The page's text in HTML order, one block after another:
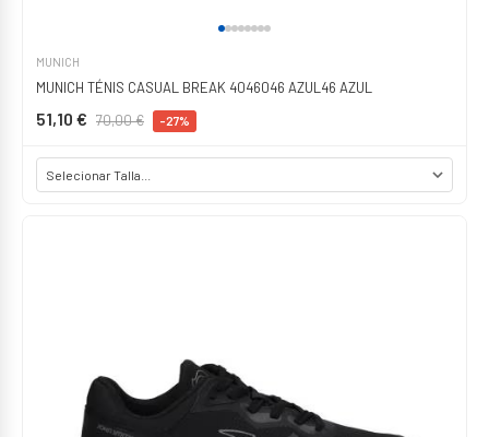
MUNICH
MUNICH TÉNIS CASUAL BREAK 4046046 AZUL46 AZUL
51,10 € 70,00 € -27%